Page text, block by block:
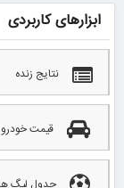
ابزارهای کاربردی
نتایج زنده
قیمت خودرو
جدول لیگ